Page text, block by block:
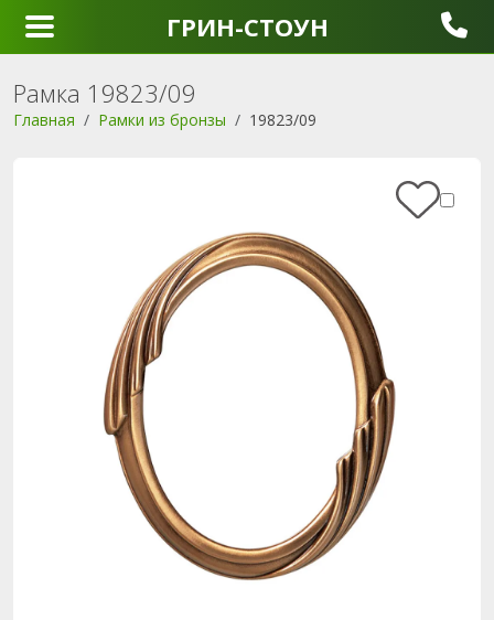
ГРИН-СТОУН
Рамка 19823/09
Главная Рамки из бронзы 19823/09